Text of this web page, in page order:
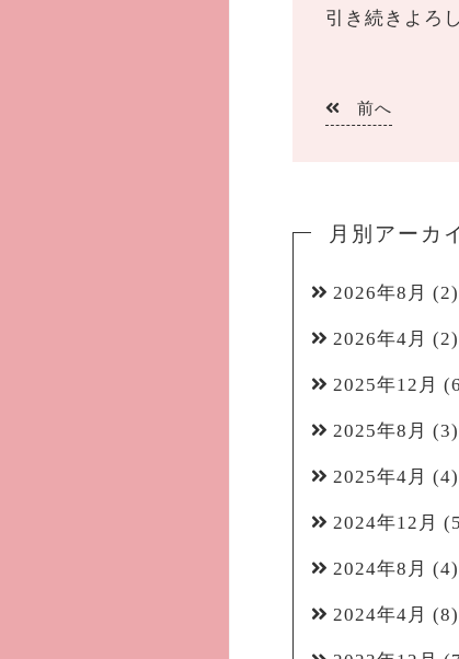
引き続きよろ
前へ
月別アーカ
2026年8月 (2)
2026年4月 (2)
2025年12月
2025年8月 (3)
2025年4月 (4)
2024年12月
2024年8月 (4)
2024年4月 (8)